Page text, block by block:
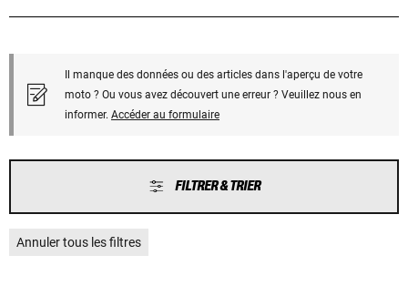
Il manque des données ou des articles dans l'aperçu de votre
moto ? Ou vous avez découvert une erreur ? Veuillez nous en
informer. Accéder au formulaire
FILTRER & TRIER
Annuler tous les filtres